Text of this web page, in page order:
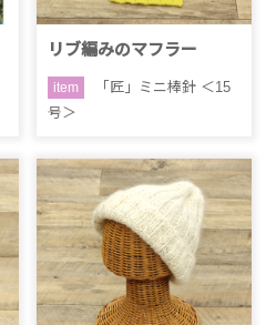
リブ編みのマフラー
item
「匠」ミニ棒針 ＜15
号＞